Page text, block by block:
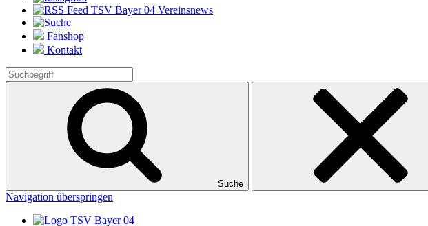
Fanshop
Kontakt
Suche
Navigation überspringen